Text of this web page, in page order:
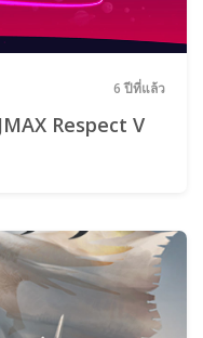
6 ปีที่แล้ว
Respect V